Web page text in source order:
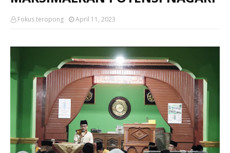
Fokus teropong April 11, 2023